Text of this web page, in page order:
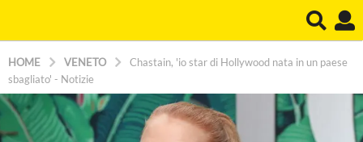
HOME VENETO
Chastain, 'io star di Hollywood nata in un paese
sbagliato' - Notizie